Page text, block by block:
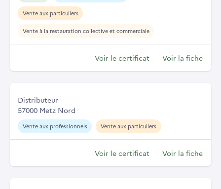
Vente aux particuliers
Vente à la restauration collective et commerciale
Voir le certificat Voir la fiche
Distributeur
57000 Metz Nord
Vente aux professionnels Vente aux particuliers
Voir le certificat Voir la fiche